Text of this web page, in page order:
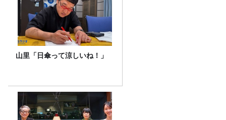
山里「日傘って涼しいね！」